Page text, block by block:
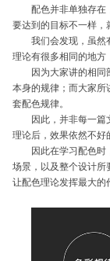
配色并非单独存在
要达到的目标不一样，
我们会发现，虽然
理论有很多相同的地方
因为大家讲的相
本身的规律；而大家所
套配色规律。
因此，并非每一
理论后，效果依然不好
因此在学习配色
场景，以及整个设计所
让配色理论发挥最大的